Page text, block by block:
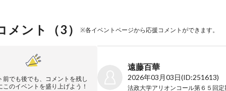
メント（3） ※各イベントページから応援コメントができます。
前でも後でも、コメントを残し
このイベントを盛り上げよう！
遠藤百華
2026年03月03日(ID:251613)